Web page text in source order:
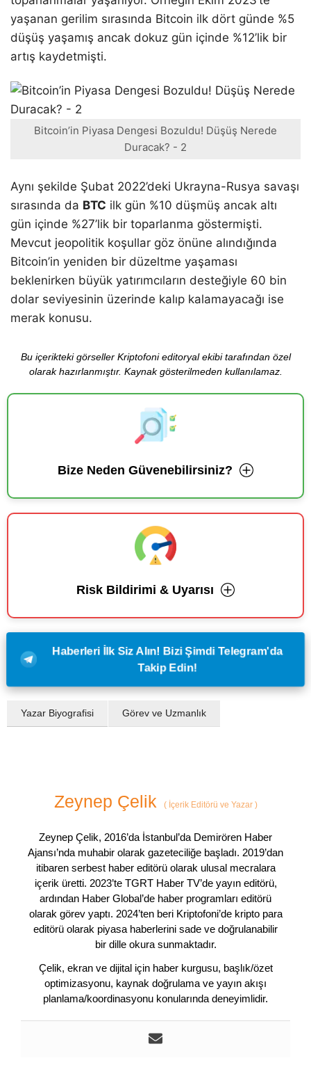
yaşanan gerilim sırasında Bitcoin ilk dört günde %5
düşüş yaşamış ancak dokuz gün içinde %12’lik bir
artış kaydetmişti.
Bitcoin’in Piyasa Dengesi Bozuldu! Düşüş Nerede
Duracak? - 2
Aynı şekilde Şubat 2022’deki Ukrayna-Rusya savaşı
sırasında da BTC ilk gün %10 düşmüş ancak altı
gün içinde %27’lik bir toparlanma göstermişti.
Mevcut jeopolitik koşullar göz önüne alındığında
Bitcoin’in yeniden bir düzeltme yaşaması
beklenirken büyük yatırımcıların desteğiyle 60 bin
dolar seviyesinin üzerinde kalıp kalamayacağı ise
merak konusu.
Bu içerikteki görseller Kriptofoni editoryal ekibi tarafından özel
olarak hazırlanmıştır. Kaynak gösterilmeden kullanılamaz.
Bize Neden Güvenebilirsiniz?
Risk Bildirimi & Uyarısı
Haberleri İlk Siz Alın! Bizi Şimdi Telegram'da
Takip Edin!
Yazar Biyografisi Görev ve Uzmanlık
Zeynep Çelik (İçerik Editörü ve Yazar )
Zeynep Çelik, 2016’da İstanbul’da Demirören Haber
Ajansı’nda muhabir olarak gazeteciliğe başladı. 2019’dan
itibaren serbest haber editörü olarak ulusal mecralara
içerik üretti. 2023’te TGRT Haber TV’de yayın editörü,
ardından Haber Global’de haber programları editörü
olarak görev yaptı. 2024’ten beri Kriptofoni’de kripto para
editörü olarak piyasa haberlerini sade ve doğrulanabilir
bir dille okura sunmaktadır.
Çelik, ekran ve dijital için haber kurgusu, başlık/özet
optimizasyonu, kaynak doğrulama ve yayın akışı
planlama/koordinasyonu konularında deneyimlidir.